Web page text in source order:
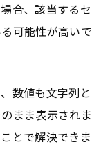
合、該当するセ
可能性が高いで
数値も文字列と
まま表示されま
とで解決できま